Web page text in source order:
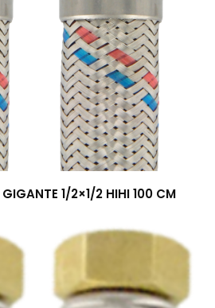
GIGANTE 1/2×1/2 HIHI 100 CM